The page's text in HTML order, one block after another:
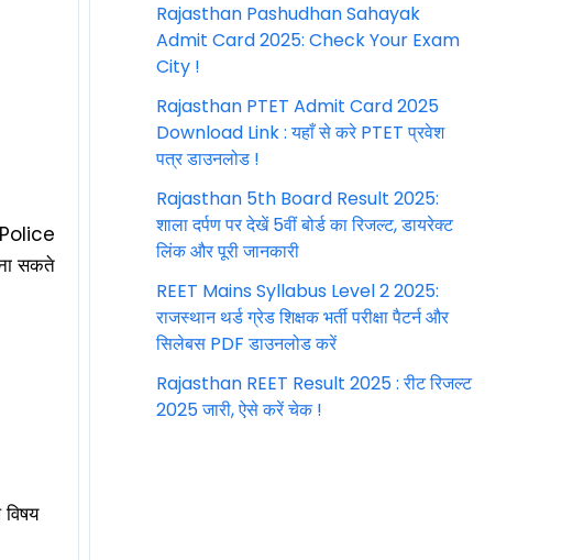
सकते
Rajasthan Pashudhan Sahayak
Admit Card 2025: Check Your Exam
City !
Rajasthan PTET Admit Card 2025
Download Link : यहाँ से करे PTET प्रवेश
पत्र डाउनलोड !
Rajasthan 5th Board Result 2025:
शाला दर्पण पर देखें 5वीं बोर्ड का रिजल्ट, डायरेक्ट
लिंक और पूरी जानकारी
REET Mains Syllabus Level 2 2025:
राजस्थान थर्ड ग्रेड शिक्षक भर्ती परीक्षा पैटर्न और
सिलेबस PDF डाउनलोड करें
Rajasthan REET Result 2025 : रीट रिजल्ट
2025 जारी, ऐसे करें चेक !